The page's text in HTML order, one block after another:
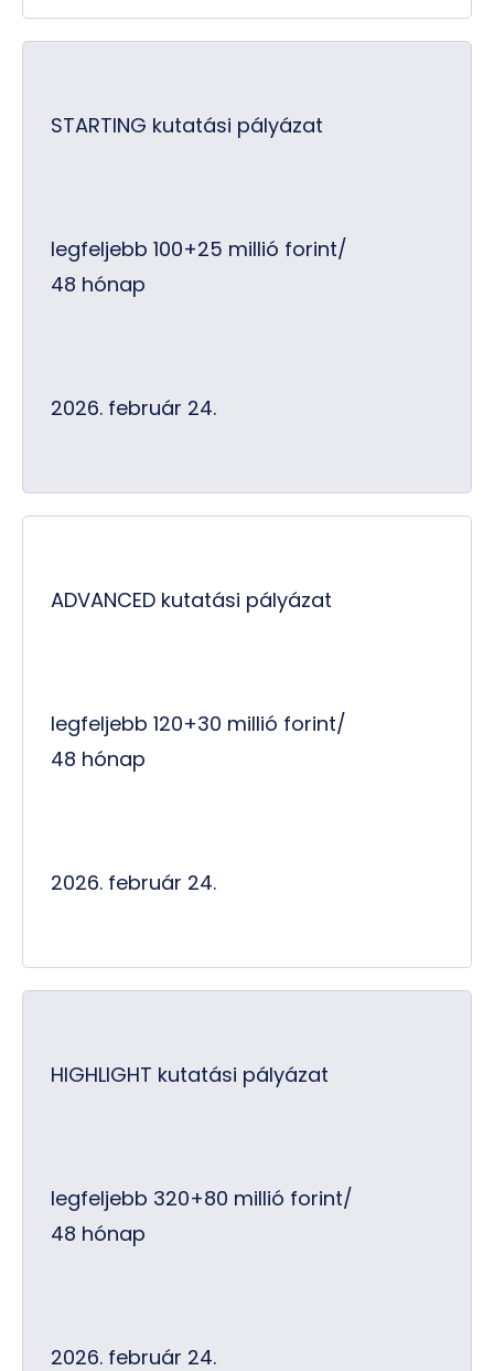
STARTING kutatási pályázat
legfeljebb 100+25 millió forint/
48 hónap
2026. február 24.
ADVANCED kutatási pályázat
legfeljebb 120+30 millió forint/
48 hónap
2026. február 24.
HIGHLIGHT kutatási pályázat
legfeljebb 320+80 millió forint/
48 hónap
2026. február 24.